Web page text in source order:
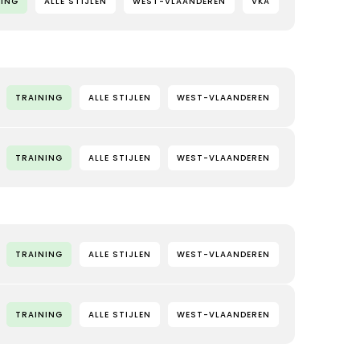
TRAINING ALLE STIJLEN WEST-VLAANDEREN
TRAINING ALLE STIJLEN WEST-VLAANDEREN
TRAINING ALLE STIJLEN WEST-VLAANDEREN
TRAINING ALLE STIJLEN WEST-VLAANDEREN